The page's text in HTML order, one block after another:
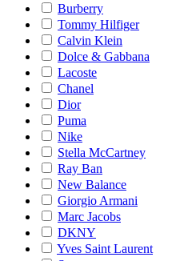
Burberry
Tommy Hilfiger
Calvin Klein
Dolce & Gabbana
Lacoste
Chanel
Dior
Puma
Nike
Stella McCartney
Ray Ban
New Balance
Giorgio Armani
Marc Jacobs
DKNY
Yves Saint Laurent